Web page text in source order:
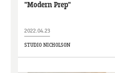
"Modern Prep"
2022.04.23
STUDIO NICHOLSON